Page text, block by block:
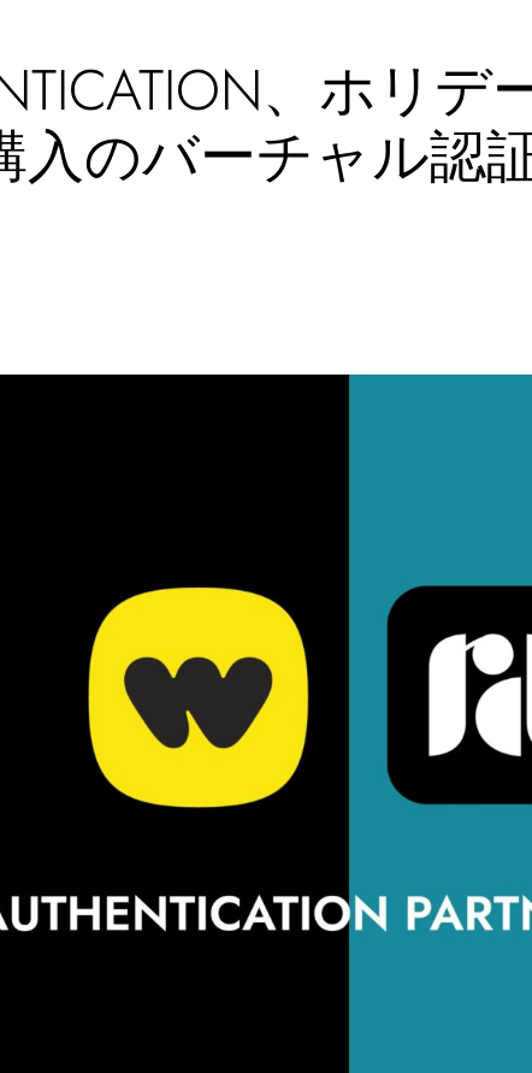
、ホリ
入のバーチャル認